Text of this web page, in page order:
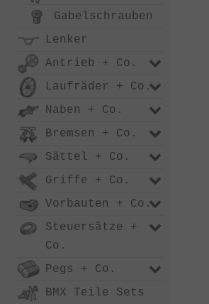
Gabelschrauben
Lenker
Antrieb + Co.
Laufräder + Co.
Naben + Co.
Bremsen + Co.
Sättel + Co.
Griffe + Co.
Vorbauten + Co.
Steuersätze +
Co.
Pegs + Co.
BMX Teile Sets